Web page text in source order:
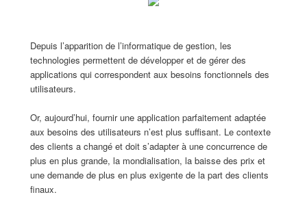
Depuis l’apparition de l’informatique de gestion, les
technologies permettent de développer et de gérer des
applications qui correspondent aux besoins fonctionnels des
utilisateurs.
Or, aujourd’hui, fournir une application parfaitement adaptée
aux besoins des utilisateurs n’est plus suffisant. Le contexte
des clients a changé et doit s’adapter à une concurrence de
plus en plus grande, la mondialisation, la baisse des prix et
une demande de plus en plus exigente de la part des clients
finaux.